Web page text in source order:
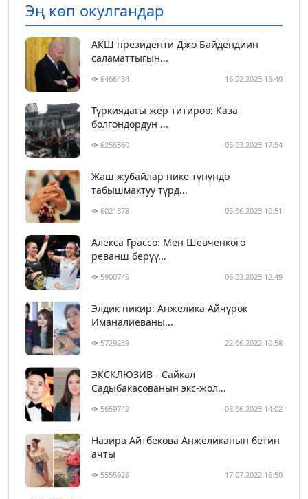
Эң көп окулгандар
АКШ президенти Джо Байдендиин
саламаттыгын...
6466434 16.02.2023 13:40
Түркиядагы жер титирөө: Каза
болгондордун ...
6256360 05.03.2023 17:54
Жаш жубайлар нике түнүндө
табышмактуу түрд...
6021378 05.06.2023 10:51
Алекса Грассо: Мен Шевченкого
реванш берүү...
5900745 06.03.2023 12:49
Элдик пикир: Анжелика Айчүрөк
Иманалиеваны...
5729239 22.06.2022 10:58
ЭКСКЛЮЗИВ - Сайкал
Садыбакасованын экс-жол...
5659742 08.06.2023 14:02
Назира Айтбекова Анжеликанын бетин
ачты
5555926 17.07.2022 16:50